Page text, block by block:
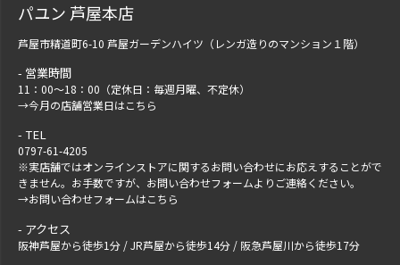
パユン 芦屋本店
芦屋市精道町6-10 芦屋ガーデンハイツ（レンガ造りのマンション１階）
営業時間
11：00～18：00（定休日：毎週月曜、不定休）
→今月の店舗営業日はこちら
TEL
0797-61-4205
※実店舗ではオンラインストアに関するお問い合わせにお応えすることがで
きません。お手数ですが、 お問い合わせフォームよりご連絡ください。
→お問い合わせフォームはこちら
アクセス
阪神芦屋から徒歩1分 / JR芦屋から徒歩14分 / 阪急芦屋川から徒歩17分